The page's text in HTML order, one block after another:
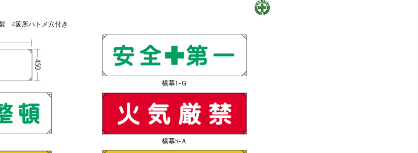
4箇所ハトメ穴付き
横幕1-Ｇ
横幕5-Ａ